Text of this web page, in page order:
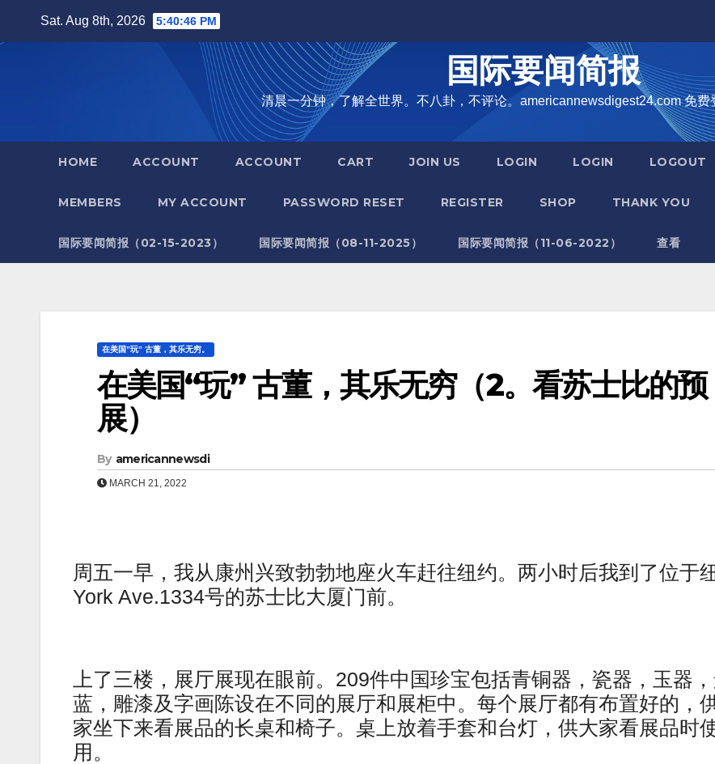
Sat. Aug 8th, 2026 5:40:47 PM
国际要闻简报
清晨一分钟，了解全世界。不八卦，不评论。americannewsdigest24.com 免费
HOME ACCOUNT ACCOUNT CART JOIN US LOGIN LOGIN LOGOUT
MEMBERS MY ACCOUNT PASSWORD RESET REGISTER SHOP THANK YOU
国际要闻简报（02-15-2023） 国际要闻简报（08-11-2025） 国际要闻简报（11-06-2022） 查看
在美国”玩” 古董，其乐无穷。
在美国“玩” 古董，其乐无穷（2。看苏士比的预
展）
By americannewsdi
MARCH 21, 2022
周五一早，我从康州兴致勃勃地座火车赶往纽约。两小时后我到了位于
York Ave.1334号的苏士比大厦门前。
上了三楼，展厅展现在眼前。209件中国珍宝包括青铜器，瓷器，玉器
蓝，雕漆及字画陈设在不同的展厅和展柜中。每个展厅都有布置好的，
家坐下来看展品的长桌和椅子。桌上放着手套和台灯，供大家看展品时
用。